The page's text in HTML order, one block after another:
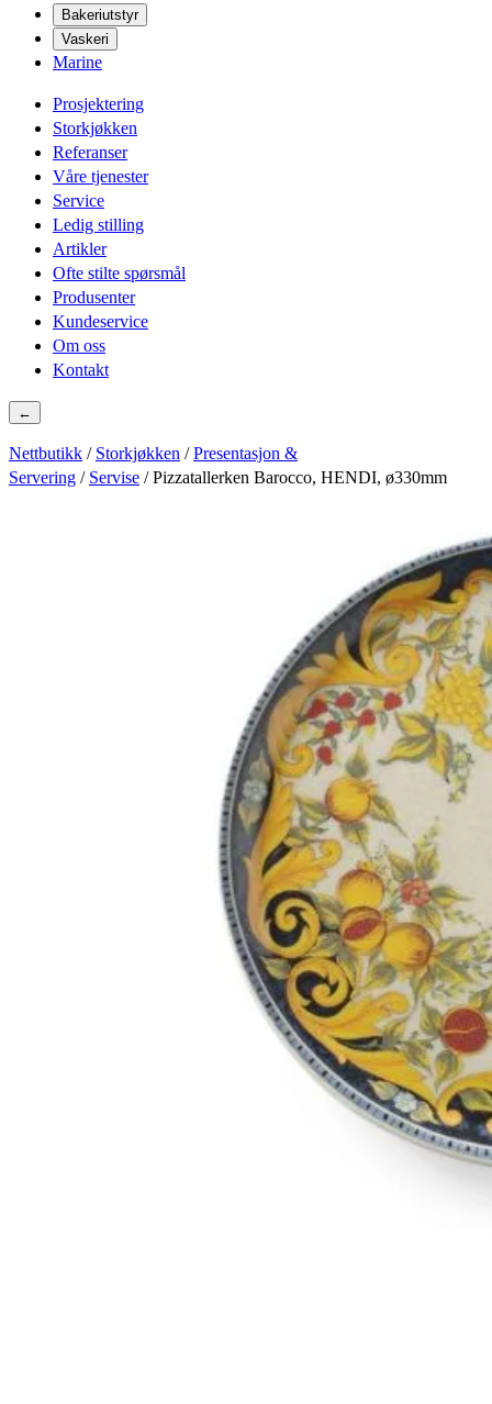
Bakeriutstyr
Vaskeri
Marine
Prosjektering
Storkjøkken
Referanser
Våre tjenester
Service
Ledig stilling
Artikler
Ofte stilte spørsmål
Produsenter
Kundeservice
Om oss
Kontakt
←
Nettbutikk / Storkjøkken /Presentasjon &
Servering / Servise / Pizzatallerken Barocco, HENDI, ø330mm